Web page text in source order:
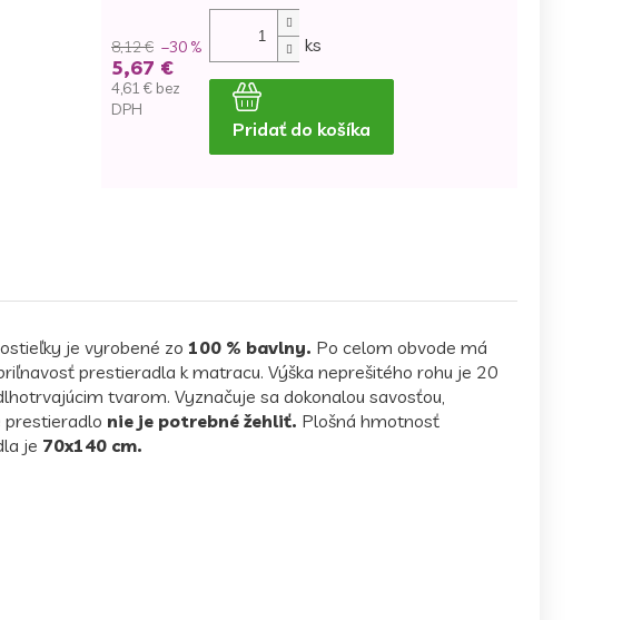
8,12 € –30 %
5,67 €
4,61 € bez
DPH
ks
Pridať do košíka
je vyrobené zo 100 % bavlny. Po celom obvode má
prestieradla k matracu. Výška neprešitého rohu je 20
tvarom. Vyznačuje sa dokonalou savosťou,
prestieradlo nie je potrebné žehliť. Plošná hmotnosť
je 70x140 cm.